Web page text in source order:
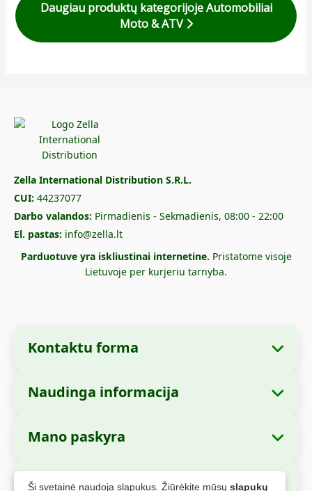
Ši svetainė naudoja slapukus. Žiūrėkite mūsų slapukų
Daugiau produktų kategorijoje Automobiliai
Moto & ATV
Zella International Distribution S.R.L.
CUI: 44237077
Darbo valandos: Pirmadienis - Sekmadienis, 08:00 - 22:00
El. pastas: info@zella.lt
Parduotuve yra iskliustinai internetine. Pristatome visoje
Lietuvoje per kurjeriu tarnyba.
Kontaktu forma
Imones informacija
Imones pavadinimas:
Distribution S.R.L.
Buveine:Strada Cuza Voda nr. 97, Sector 4,
Naudinga informacija
Kaip uzsisakyti?
Mokejimo büdai
Mano paskyra
Mano uzsakymai
Saugus apmokejimas